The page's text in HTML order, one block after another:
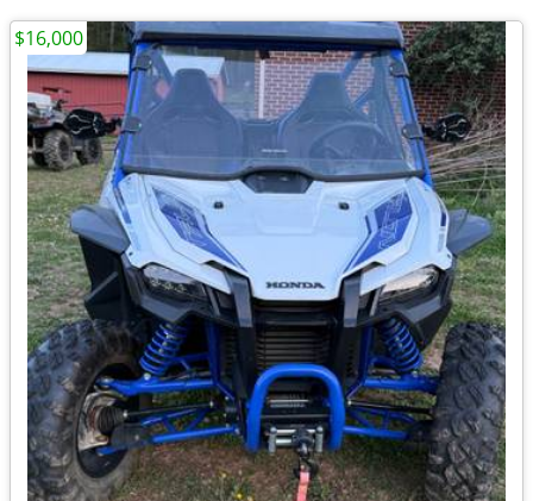
$16,000